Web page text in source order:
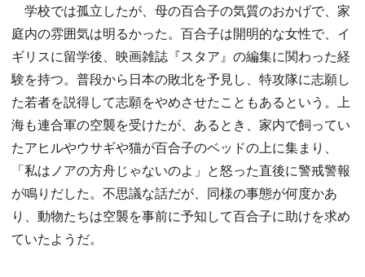
学校では孤立したが、母の百合子の気質のおかげで、家
庭内の雰囲気は明るかった。百合子は開明的な女性で、イ
ギリスに留学後、映画雑誌『スタア』の編集に関わった経
験を持つ。普段から日本の敗北を予見し、特攻隊に志願し
た若者を説得して志願をやめさせたこともあるという。上
海も連合軍の空襲を受けたが、あるとき、家内で飼ってい
たアヒルやウサギや猫が百合子のベッドの上に集まり、
「私はノアの方舟じゃないのよ」と怒った直後に警戒警報
が鳴りだした。不思議な話だが、同様の事態が何度かあ
り、動物たちは空襲を事前に予知して百合子に助けを求め
ていたようだ。